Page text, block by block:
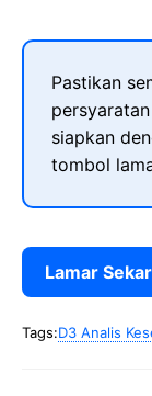
Pastikan
siapkan
tombol
Lamar
Tags:D3 Analis